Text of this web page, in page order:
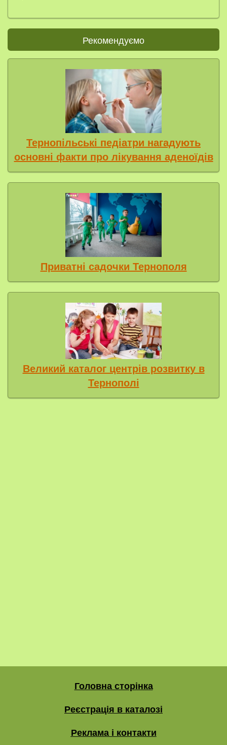
Рекомендуємо
Тернопільські педіатри нагадують
основні факти про лікування аденоїдів
Приватні садочки Тернополя
Великий каталог центрів розвитку в
Тернополі
Головна сторінка
Реєстрація в каталозі
Реклама і контакти